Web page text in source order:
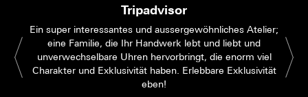
Tripadvisor
Ein super interessantes und aussergewöhnliches Atelier;
eine Familie, die Ihr Handwerk lebt und liebt und
unverwechselbare Uhren hervorbringt, die enorm viel
Charakter und Exklusivität haben. Erlebbare Exklusivität
eben!